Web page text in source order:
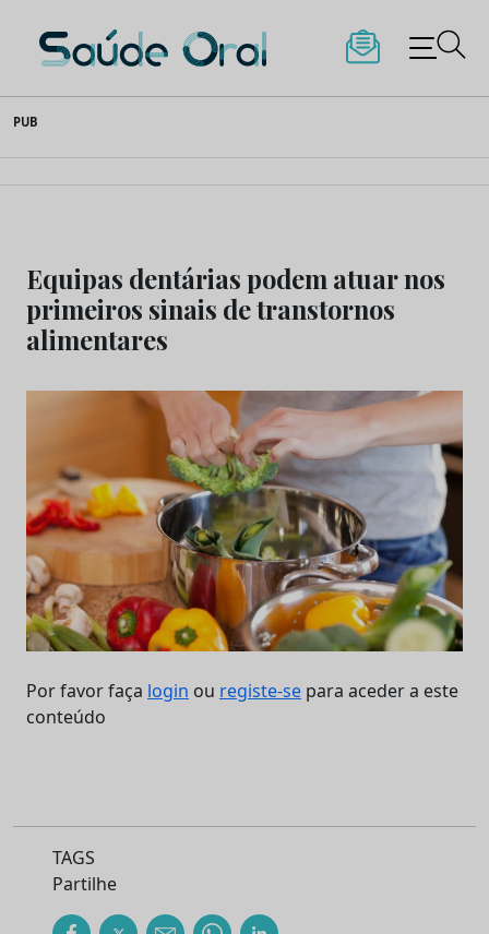
to
content
Saúde Oral
PUB
Equipas dentárias podem atuar nos
primeiros sinais de transtornos
alimentares
Por favor faça login ou registe-se para aceder a este
conteúdo
TAGS
Partilhe